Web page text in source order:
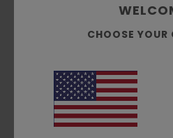
Patch Logo ricamata in
Taglia unica
Composizione[Tessuto
Spedizioni e Resi
CHOOSE YOUR